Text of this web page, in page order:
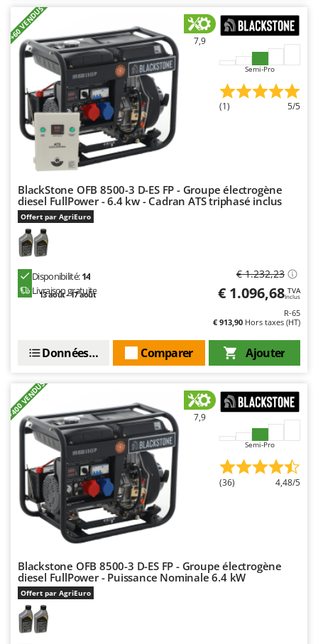
+60 VENDUS 7,9
Semi-Pro
(1) 5/5
BlackStone OFB 8500-3 D-ES FP - Groupe électrogène
diesel FullPower - 6.4 kw - Cadran ATS triphasé inclus
Offert par AgriEuro
Disponibilité:14
Livraison gratuite
13 août - 17 août
€ 1.232,23
€ 1.096,68 TVA
Inclus
R-65
€ 913,90 Hors taxes (HT)
Ajouter
Comparer
Données techniques
+400 VENDUS 7,9
Semi-Pro
(36) 4,48/5
Blackstone OFB 8500-3 D-ES FP - Groupe électrogène
diesel FullPower - Puissance Nominale 6.4 kW
Offert par AgriEuro